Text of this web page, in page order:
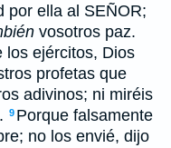
por ella al SEÑOR;
vosotros paz.
los ejércitos, Dios
profetas que
adivinos; ni miréis
9 Porque falsamente
no los envié, dijo